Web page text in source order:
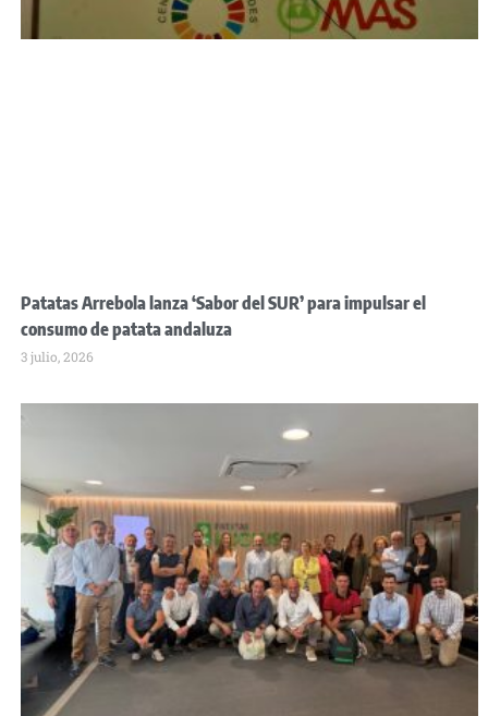
Patatas Arrebola lanza ‘Sabor del SUR’ para impulsar el
consumo de patata andaluza
3 julio, 2026